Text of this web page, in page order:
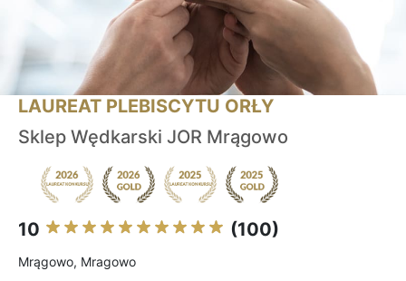
LAUREAT PLEBISCYTU ORŁY
Sklep Wędkarski JOR Mrągowo
10 (100)
Mrągowo, Mragowo